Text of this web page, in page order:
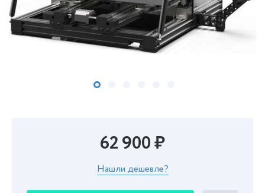
62 900 ₽
Нашли дешевле?